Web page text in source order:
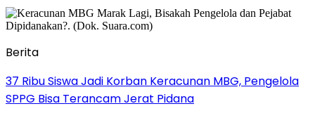
Berita
37 Ribu Siswa Jadi Korban Keracunan MBG, Pengelola
SPPG Bisa Terancam Jerat Pidana